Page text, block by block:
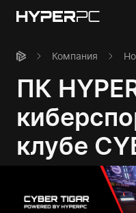
Компания
ПК
клубе